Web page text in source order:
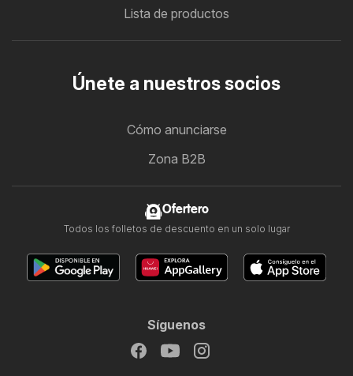
Lista de productos
Únete a nuestros socios
Cómo anunciarse
Zona B2B
Ofertero
Todos los folletos de descuento en un solo lugar
Síguenos